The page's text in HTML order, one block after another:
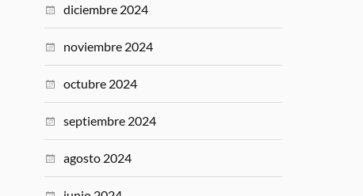
diciembre 2024
noviembre 2024
octubre 2024
septiembre 2024
agosto 2024